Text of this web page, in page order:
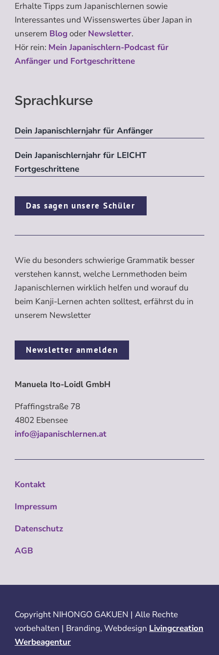
Erhalte Tipps zum Japanischlernen sowie
Interessantes und Wissenswertes über Japan in
unserem Blogoder Newsletter.
Hör rein: Mein Japanischlern-Podcast für
Anfänger und Fortgeschrittene
Sprachkurse
Dein Japanischlernjahr für Anfänger
Dein Japanischlernjahr für LEICHT
Fortgeschrittene
Das sagen unsere Schüler
Wie du besonders schwierige Grammatik besser
verstehen kannst, welche Lernmethoden beim
Japanischlernen wirklich helfen und worauf du
beim Kanji-Lernen achten solltest, erfährst du in
unserem Newsletter
Newsletter anmelden
Manuela Ito-Loidl GmbH
Pfaffingstraße 78
4802 Ebensee
info@japanischlernen.at
Kontakt
Impressum
Datenschutz
AGB
Copyright NIHONGO GAKUEN | Alle Rechte
vorbehalten | Branding, Webdesign Livingcreation
Werbeagentur